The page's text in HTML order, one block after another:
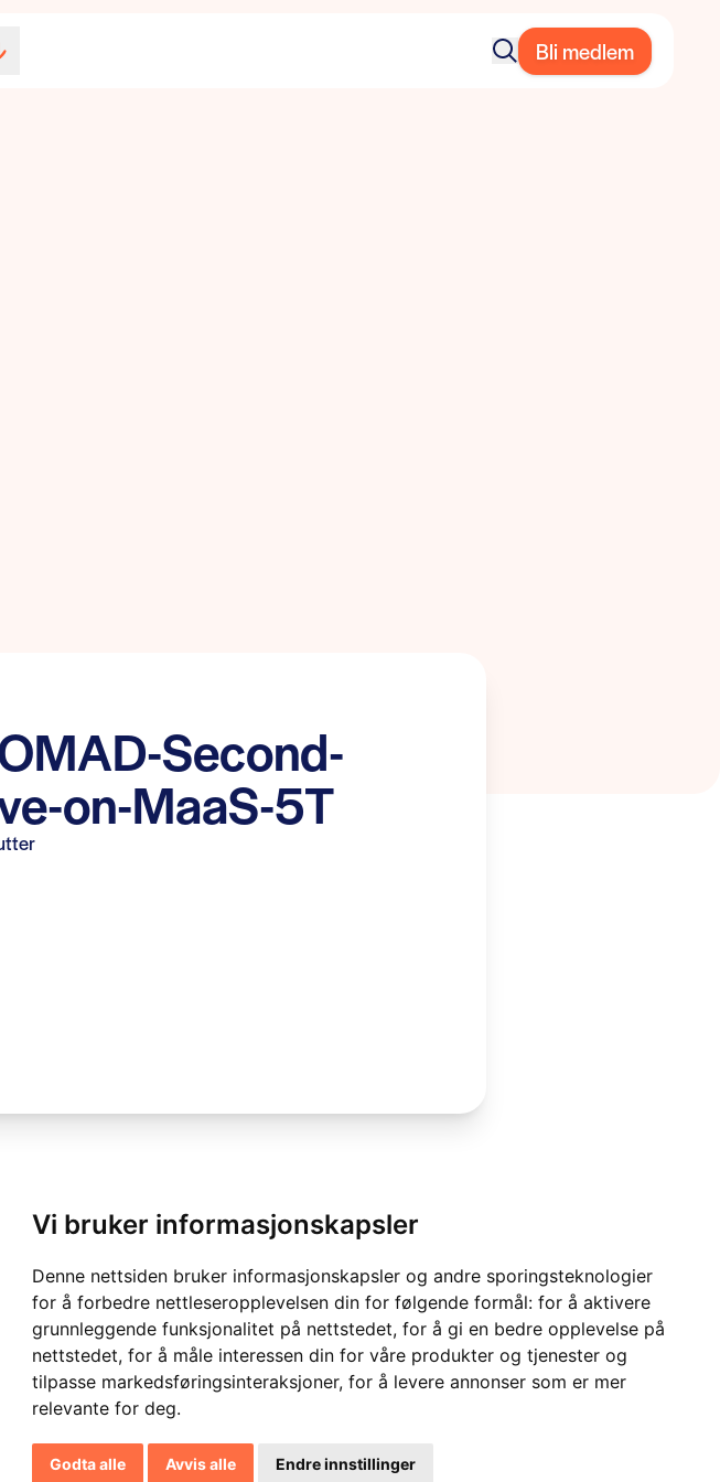
Vi bruker informasjonskapsler
Denne nettsiden bruker informasjonskapsler og andre sporingsteknologier
for å forbedre nettleseropplevelsen din for følgende formål: for å aktivere
grunnleggende funksjonalitet på nettstedet, for å gi en bedre opplevelse på
nettstedet, for å måle interessen din for våre produkter og tjenester og
tilpasse markedsføringsinteraksjoner, for å levere annonser som er mer
relevante for deg.
Godta alle Avvis alle Endre innstillinger
Bli medlem
Second-
on-MaaS-5T
vårt
Personvern